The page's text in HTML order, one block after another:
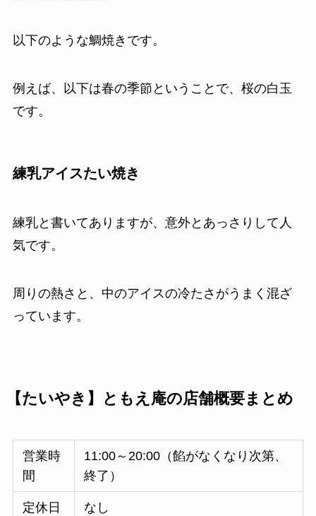
以下のような鯛焼きです。
例えば、以下は春の季節ということで、桜の白玉
です。
練乳アイスたい焼き
練乳と書いてありますが、意外とあっさりして人
気です。
周りの熱さと、中のアイスの冷たさがうまく混ざ
っています。
【たいやき】ともえ庵の店舗概要まとめ
営業時
間
11:00～20:00（餡がなくなり次第、
終了）
定休日 なし